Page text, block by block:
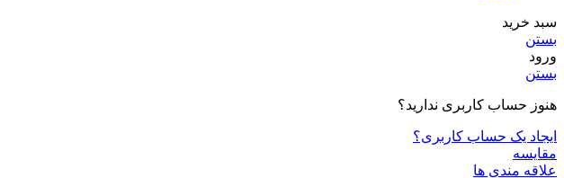
سبد خرید
بستن
ورود
بستن
هنوز حساب کاربری ندارید؟
ایجاد یک حساب کاربری؟
مقایسه
علاقه مندی ها